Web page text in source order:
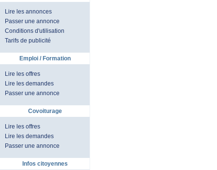
Lire les annonces
Passer une annonce
Conditions d'utilisation
Tarifs de publicité
Emploi / Formation
Lire les offres
Lire les demandes
Passer une annonce
Covoiturage
Lire les offres
Lire les demandes
Passer une annonce
Infos citoyennes